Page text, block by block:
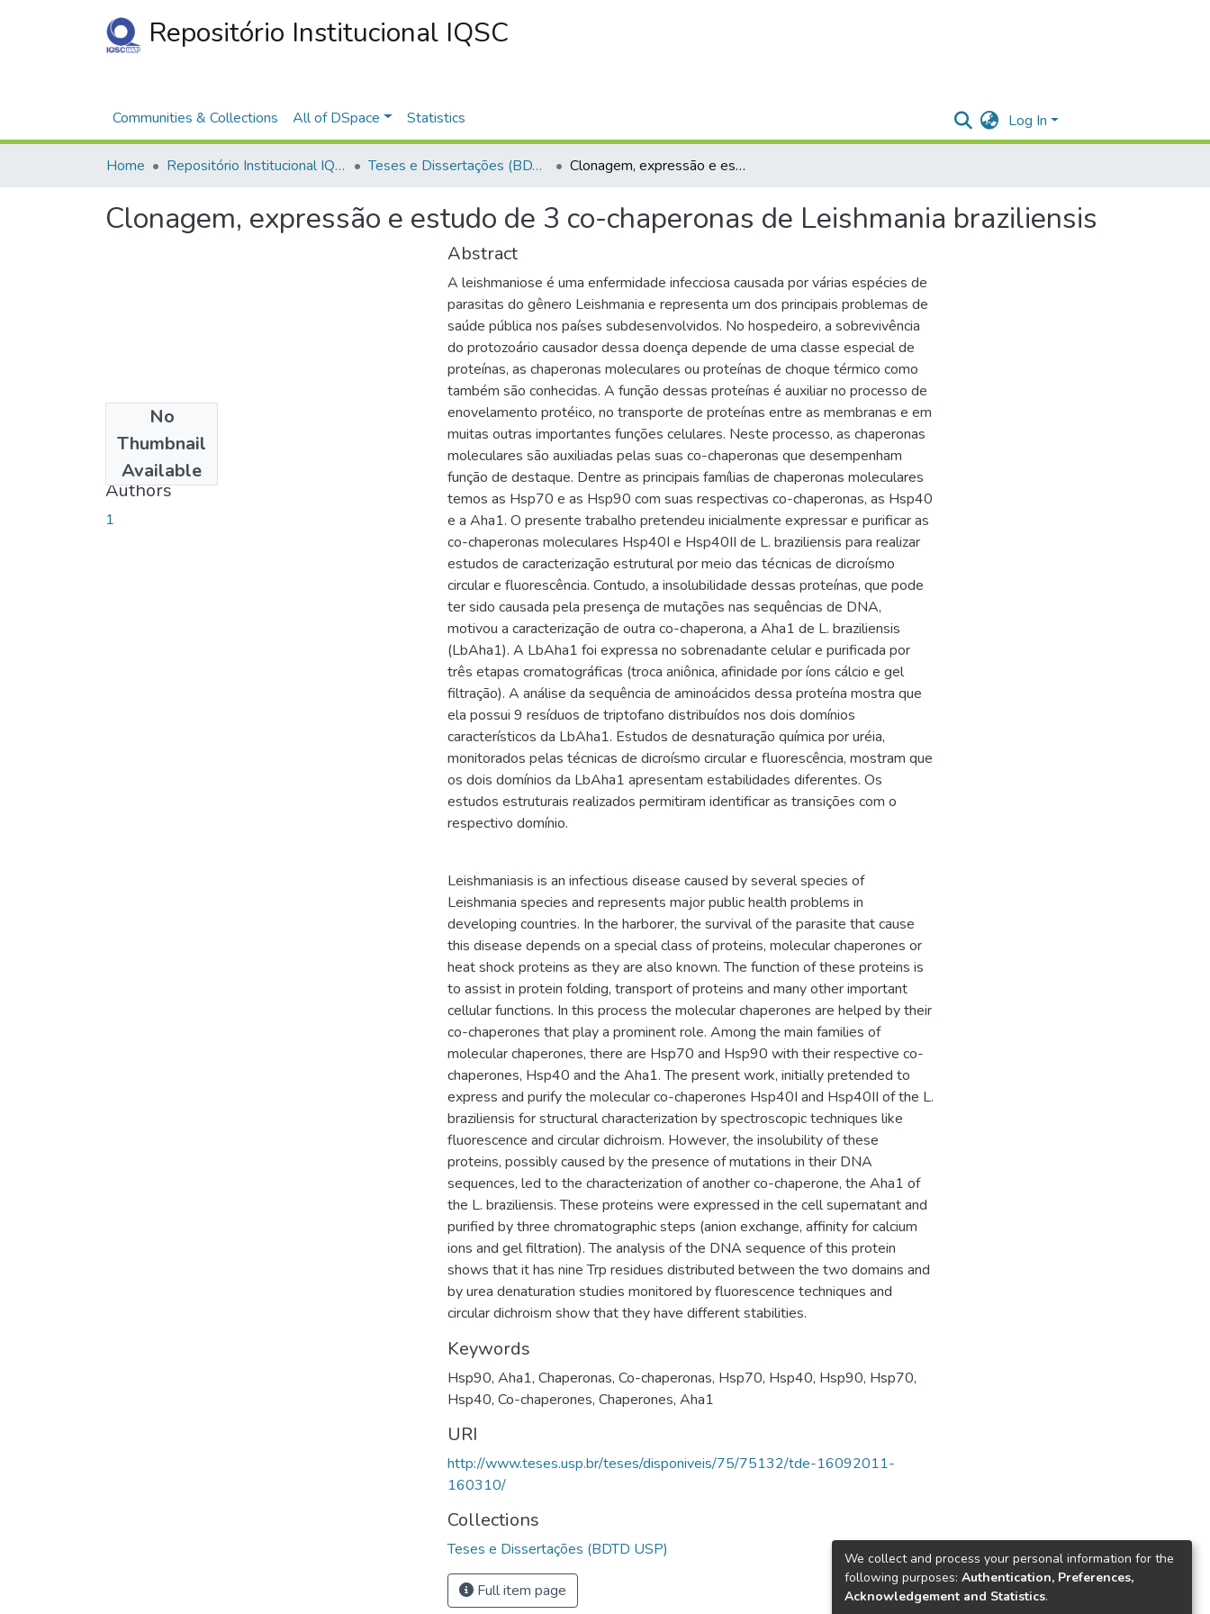
Repositório Institucional IQSC
Communities & Collections All of DSpace Statistics Log In
Home Repositório Institucional IQSC Teses e Dissertações (BDTD USP) Clonagem, expressão e estudo de 3 co-chaperonas de Leishmania braziliensis
Clonagem, expressão e estudo de 3 co-chaperonas de Leishmania braziliensis
No
Thumbnail
Available
2011-11-01
Authors
1
Abstract
A leishmaniose é uma enfermidade infecciosa causada por várias espécies de
parasitas do gênero Leishmania e representa um dos principais problemas de
saúde pública nos países subdesenvolvidos. No hospedeiro, a sobrevivência
do protozoário causador dessa doença depende de uma classe especial de
proteínas, as chaperonas moleculares ou proteínas de choque térmico como
também são conhecidas. A função dessas proteínas é auxiliar no processo de
enovelamento protéico, no transporte de proteínas entre as membranas e em
muitas outras importantes funções celulares. Neste processo, as chaperonas
moleculares são auxiliadas pelas suas co-chaperonas que desempenham
função de destaque. Dentre as principais famílias de chaperonas moleculares
temos as Hsp70 e as Hsp90 com suas respectivas co-chaperonas, as Hsp40
e a Aha1. O presente trabalho pretendeu inicialmente expressar e purificar as
co-chaperonas moleculares Hsp40I e Hsp40II de L. braziliensis para realizar
estudos de caracterização estrutural por meio das técnicas de dicroísmo
circular e fluorescência. Contudo, a insolubilidade dessas proteínas, que pode
ter sido causada pela presença de mutações nas sequências de DNA,
motivou a caracterização de outra co-chaperona, a Aha1 de L. braziliensis
(LbAha1). A LbAha1 foi expressa no sobrenadante celular e purificada por
três etapas cromatográficas (troca aniônica, afinidade por íons cálcio e gel
filtração). A análise da sequência de aminoácidos dessa proteína mostra que
ela possui 9 resíduos de triptofano distribuídos nos dois domínios
característicos da LbAha1. Estudos de desnaturação química por uréia,
monitorados pelas técnicas de dicroísmo circular e fluorescência, mostram que
os dois domínios da LbAha1 apresentam estabilidades diferentes. Os
estudos estruturais realizados permitiram identificar as transições com o
respectivo domínio.
Leishmaniasis is an infectious disease caused by several species of
Leishmania species and represents major public health problems in
developing countries. In the harborer, the survival of the parasite that cause
this disease depends on a special class of proteins, molecular chaperones or
heat shock proteins as they are also known. The function of these proteins is
to assist in protein folding, transport of proteins and many other important
cellular functions. In this process the molecular chaperones are helped by their
co-chaperones that play a prominent role. Among the main families of
molecular chaperones, there are Hsp70 and Hsp90 with their respective co-
chaperones, Hsp40 and the Aha1. The present work, initially pretended to
express and purify the molecular co-chaperones Hsp40I and Hsp40II of the L.
braziliensis for structural characterization by spectroscopic techniques like
fluorescence and circular dichroism. However, the insolubility of these
proteins, possibly caused by the presence of mutations in their DNA
sequences, led to the characterization of another co-chaperone, the Aha1 of
the L. braziliensis. These proteins were expressed in the cell supernatant and
purified by three chromatographic steps (anion exchange, affinity for calcium
ions and gel filtration). The analysis of the DNA sequence of this protein
shows that it has nine Trp residues distributed between the two domains and
by urea denaturation studies monitored by fluorescence techniques and
circular dichroism show that they have different stabilities.
Keywords
Hsp90, Aha1, Chaperonas, Co-chaperonas, Hsp70, Hsp40, Hsp90, Hsp70,
Hsp40, Co-chaperones, Chaperones, Aha1
URI
http://www.teses.usp.br/teses/disponiveis/75/75132/tde-16092011-
160310/
Collections
Teses e Dissertações (BDTD USP)
Full item page
We collect and process your personal information for the
following purposes: Authentication, Preferences,
Acknowledgement and Statistics.